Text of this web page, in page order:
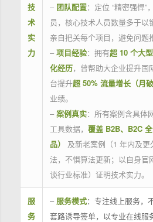
技
术
实
力
– 团队配置：定位 “精密强悍”
员，核心技术人员数量多于以
亲自把关每个项目，避免问题
– 项目经验：拥有超 10 个大
化经历，曾帮助大企业提升国
台提升超 50% 流量增长（月
业绩。
– 案例真实：所有案例含具体
工具数据， 覆盖 B2B、B2C
品）
及新老案例（1 年内及
法，不惧算法更新；以自身官
谈行业标准）证明技术实力。
服
务
– 服务模式：专注线上服务，
套路诱导签单，以专业在线服